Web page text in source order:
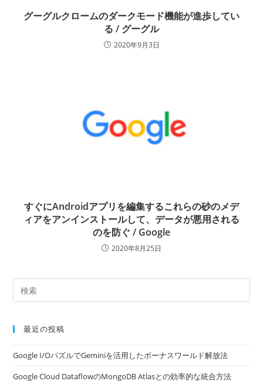
グーグルクロームのダークモード機能が進歩してい
る / グーグル
2020年9月3日
すぐにAndroidアプリを編集するこれらの砂のメデ
ィアをアンインストールして、データが悪用される
のを防ぐ / Google
2020年8月25日
最近の投稿
Google I/OパズルでGeminiを活用したボーナスワールド解放法
Google Cloud DataflowのMongoDB Atlasとの効率的な統合方法